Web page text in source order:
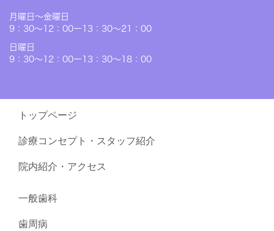
月曜日〜金曜日
9：30～12：00ー13：30～21：00
日曜日
9：30～12：00ー13：30～18：00
トップページ
診療コンセプト・スタッフ紹介
院内紹介・アクセス
一般歯科
歯周病